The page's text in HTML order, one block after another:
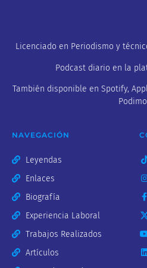
Licenciado en Periodismo y
Podcast diario en la
También disponible en Spotify,
NAVEGACIÓN
Leyendas
Enlaces
Biografía
Experiencia Laboral
Trabajos Realizados
Artículos